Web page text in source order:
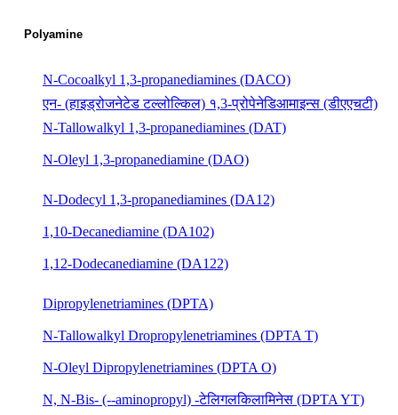
Polyamine
N-Cocoalkyl 1,3-propanediamines (DACO)
एन- (हाइड्रोजनेटेड टल्लोल्किल) १,3-प्रोपेनेडिआमाइन्स (डीएएचटी)
N-Tallowalkyl 1,3-propanediamines (DAT)
N-Oleyl 1,3-propanediamine (DAO)
N-Dodecyl 1,3-propanediamines (DA12)
1,10-Decanediamine (DA102)
1,12-Dodecanediamine (DA122)
Dipropylenetriamines (DPTA)
N-Tallowalkyl Dropropylenetriamines (DPTA T)
N-Oleyl Dipropylenetriamines (DPTA O)
N, N-Bis- (--aminopropyl) -टेलिगलकिलामिनेस (DPTA YT)